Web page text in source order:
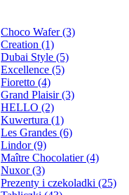
Choco Wafer (3)
Creation (1)
Dubai Style (5)
Excellence (5)
Fioretto (4)
Grand Plaisir (3)
HELLO (2)
Kuwertura (1)
Les Grandes (6)
Lindor (9)
Maître Chocolatier (4)
Nuxor (3)
Prezenty i czekoladki (25)